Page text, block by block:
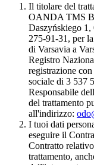
Il titolare del
OANDA TMS
Daszyńskiego
275-91-31, per
di Varsavia a
Registro
registrazione
sociale di 3 537
Responsabile
del trattamento
all'indirizzo:
I tuoi dati
eseguire il
Contratto
trattamento,